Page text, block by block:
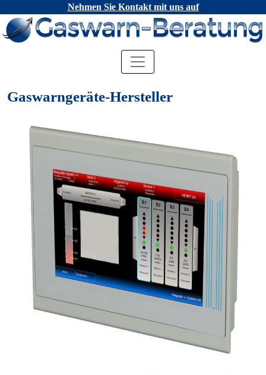
Nehmen Sie Kontakt mit uns auf
Gaswarngeräte-Hersteller